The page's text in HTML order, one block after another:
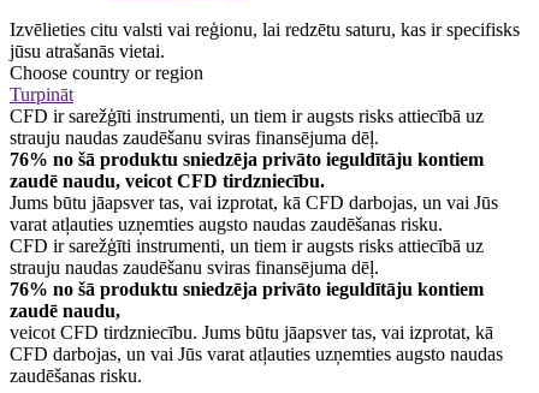
Izvēlieties citu valsti vai reģionu, lai redzētu saturu, kas ir specifisks
jūsu atrašanās vietai.
Choose country or region
Turpināt
CFD ir sarežģīti instrumenti, un tiem ir augsts risks attiecībā uz
strauju naudas zaudēšanu sviras finansējuma dēļ.
76% no šā produktu sniedzēja privāto ieguldītāju kontiem
zaudē naudu, veicot CFD tirdzniecību.
Jums būtu jāapsver tas, vai izprotat, kā CFD darbojas, un vai Jūs
varat atļauties uzņemties augsto naudas zaudēšanas risku.
CFD ir sarežģīti instrumenti, un tiem ir augsts risks attiecībā uz
strauju naudas zaudēšanu sviras finansējuma dēļ.
76% no šā produktu sniedzēja privāto ieguldītāju kontiem
zaudē naudu,
veicot CFD tirdzniecību. Jums būtu jāapsver tas, vai izprotat, kā
CFD darbojas, un vai Jūs varat atļauties uzņemties augsto naudas
zaudēšanas risku.